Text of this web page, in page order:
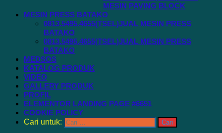
MESIN PAVING BLOCK
MESIN PRESS BATAKO
0813.5495.4655(TSEL)JUAL MESIN PRESS
BATAKO
0813.5495.4655(TSEL)JUAL MESIN PRESS
BATAKO
MEDSOS
KATALOG PRODUK
VIDEO
GALLERY PRODUK
PROFIL
ELEMENTOR LANDING PAGE #6651
COOKIE POLICY
Cari untuk: